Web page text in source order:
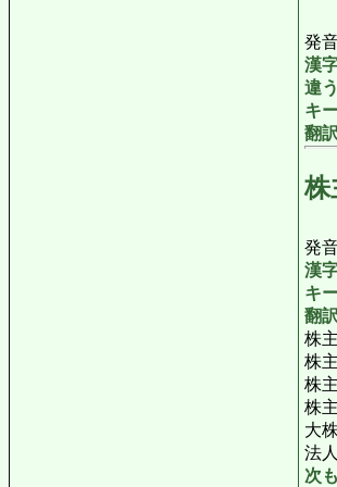
発
漢
違
キ
翻
株
発
漢
キ
翻
株
株
株
株
大
法
次